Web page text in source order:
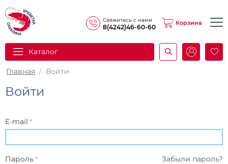
Свяжитесь с нами
8(4242)46-60-60
Корзина
Каталог
Главная / Войти
Войти
E-mail
Пароль Забыли пароль?